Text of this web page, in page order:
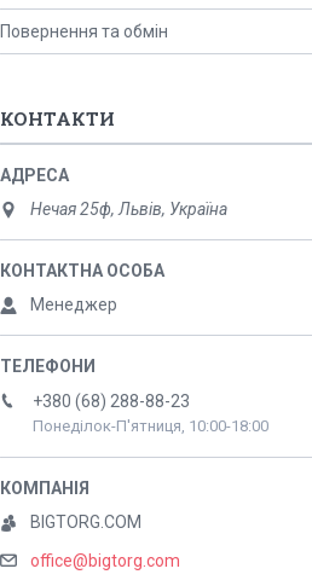
Повернення та обмін
КОНТАКТИ
Нечая 25ф, Львів, Україна
Менеджер
+380 (68) 288-88-23
Понеділок-П'ятниця, 10:00-18:00
BIGTORG.COM
office@bigtorg.com